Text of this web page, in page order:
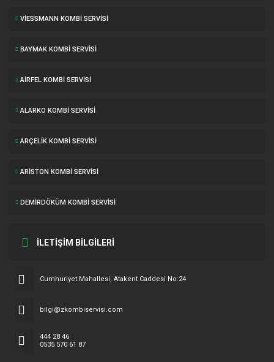
VIESSMANN KOMBI SERVISI
BAYMAK KOMBI SERVISI
AIRFEL KOMBI SERVISI
ALARKO KOMBI SERVISI
ARÇELIK KOMBI SERVISI
ARISTON KOMBI SERVISI
DEMIRDÖKÜM KOMBI SERVISI
İLETİŞİM BİLGİLERİ
Cumhuriyet Mahallesi, Atakent Caddesi No:24
bilgi@zkombiservisi.com
444 28 46
0535 570 61 87